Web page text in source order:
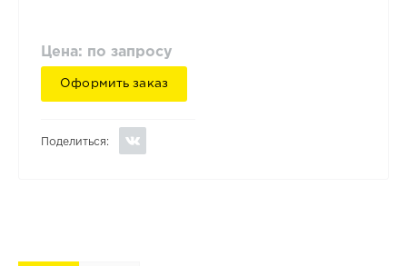
Цена: по запросу
Оформить заказ
Поделиться: